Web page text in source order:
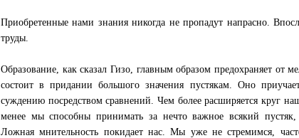
Приобретенные нами знания никогда не пропадут напрасно.
труды.
Образование, как сказал Гизо, главным образом предохраняет от
состоит в придании большого значения пустякам. Оно
суждению посредством сравнений. Чем более расширяется круг
менее мы способны принимать за нечто важное всякий
Ложная мнительность покидает нас. Мы уже не стремимся, часто